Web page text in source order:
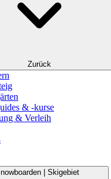
Zurück
& -kurse
& Verleih
| Skigebiet